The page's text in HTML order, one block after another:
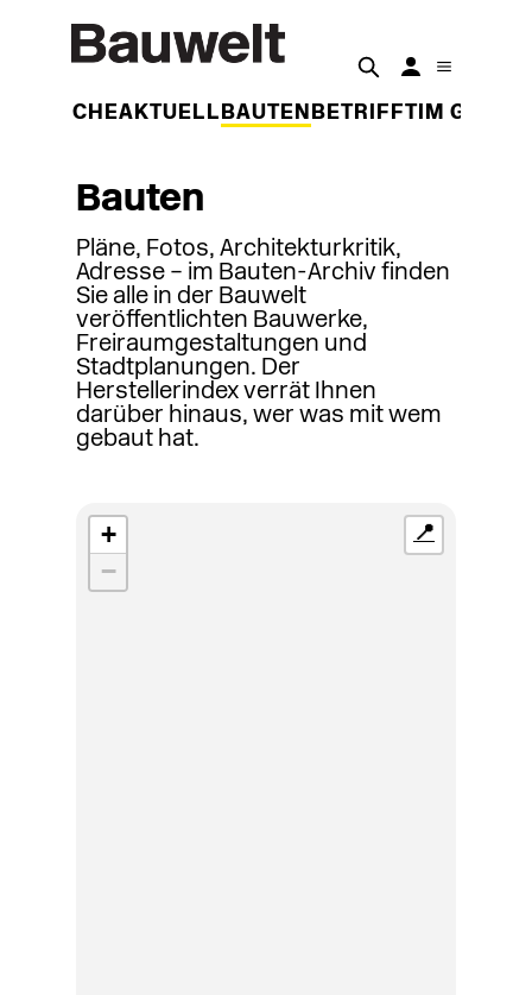
WOCHEAKTUELL BAUTEN BETRIFFT IM
Bauten
Pläne, Fotos, Architekturkritik,
Adresse – im Bauten-Archiv finden
Sie alle in der Bauwelt
veröffentlichten Bauwerke,
Freiraumgestaltungen und
Stadtplanungen. Der
Herstellerindex verrät Ihnen
darüber hinaus, wer was mit wem
gebaut hat.
+
−
📍